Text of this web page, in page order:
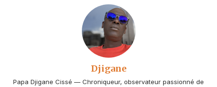
Djigane
Papa Djigane Cissé — Chroniqueur, observateur passionné de